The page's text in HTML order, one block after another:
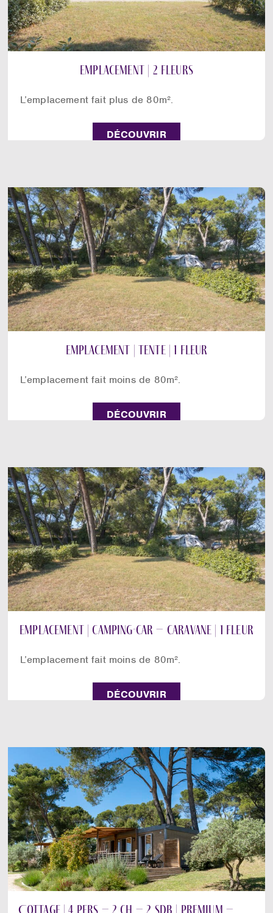
Emplacement | 2 fleurs
L’emplacement fait plus de 80m².
DÉCOUVRIR
Emplacement | Tente | 1 fleur
L’emplacement fait moins de 80m².
DÉCOUVRIR
Emplacement | camping-car – caravane | 1 fleur
L’emplacement fait moins de 80m².
DÉCOUVRIR
Cottage | 4 pers – 2 ch – 2 sdb | Premium –